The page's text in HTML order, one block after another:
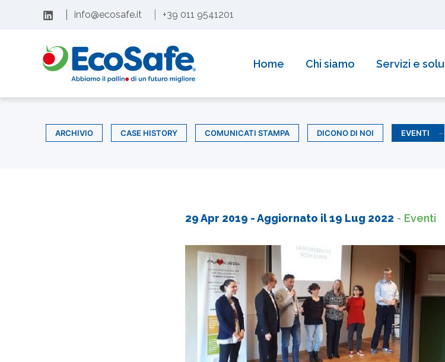
info@ecosafe.it +39 011 9541201
Home Chi siamo Servizi e
ARCHIVIO CASE HISTORY COMUNICATI STAMPA DICONO DI NOI EVENTI
29 Apr 2019 - Aggiornato il19 Lug 2022 - Eventi